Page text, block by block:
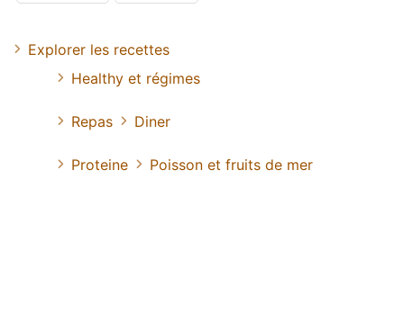
Explorer les recettes
Healthy et régimes
Repas Diner
Proteine Poisson et fruits de mer